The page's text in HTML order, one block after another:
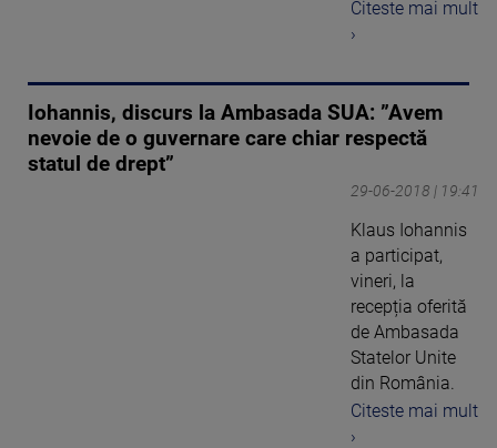
Citeste mai mult
›
Iohannis, discurs la Ambasada SUA: ”Avem
nevoie de o guvernare care chiar respectă
statul de drept”
29-06-2018 | 19:41
Klaus Iohannis
a participat,
vineri, la
recepția oferită
de Ambasada
Statelor Unite
din România.
Citeste mai mult
›